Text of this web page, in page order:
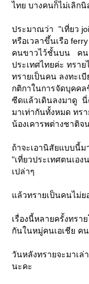
ไทย บางคนก็ไม่เลิก
ประมาณว่า "เที่ยว
หรือเวลาขึ้นเรือ
คนขาวไว้ชั้นบน คนเ
ประเทศไทยค่ะ ทรา
ทรายเป็นคน ลงทะเ
กติกาในการจัดบุคค
ซีดแล้วเดินลงมาดู นี่
มาเท่ากันทั้งหมด ทร
น้องเคารพต่างชาติ
ถ้าจะเอานิสัยแบบนี้ม
"เที่ยวประเทศตนเอ
เปล่าๆ
ล้วทรายเป็นคนไม่
เรื่องนี้หลายครั้งทร
กันในหมู่คนเอเชีย ค
วันหลังทรายจะมาเล่
นะคะ